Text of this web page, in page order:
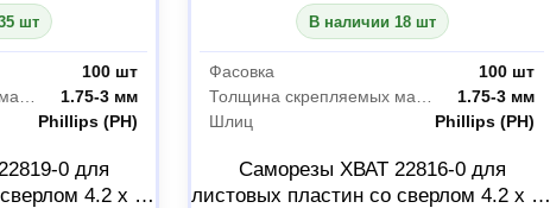
шт
100 шт
1.75-3 мм
Phillips (PH)
0 для
4.2 x 19
В наличии 18 шт
Фасовка
100 шт
1.75-3 мм
Шлиц
Phillips (PH)
Саморезы ХВАТ 22816-0 для
листовых пластин со сверлом 4.2 x 16